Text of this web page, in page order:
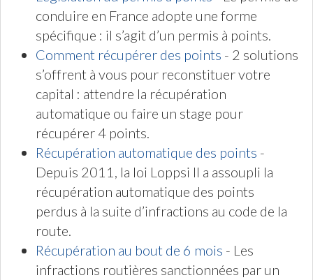
conduire en France adopte une forme
spécifique : il s’agit d’un permis à points.
Comment récupérer des points - 2 solutions
s’offrent à vous pour reconstituer votre
capital : attendre la récupération
automatique ou faire un stage pour
récupérer 4 points.
Récupération automatique des points -
Depuis 2011, la loi Loppsi II a assoupli la
récupération automatique des points
perdus à la suite d’infractions au code de la
route.
Récupération au bout de 6 mois - Les
infractions routières sanctionnées par un